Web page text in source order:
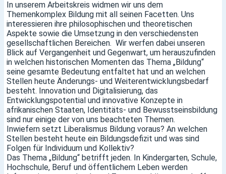
In unserem Arbeitskreis widmen wir uns dem
Themenkomplex Bildung mit all seinen Facetten. Uns
interessieren ihre philosophischen und theoretischen
Aspekte sowie die Umsetzung in den verschiedensten
gesellschaftlichen Bereichen. Wir werfen dabei unseren
Blick auf Vergangenheit und Gegenwart, um herauszufinden
in welchen historischen Momenten das Thema „Bildung“
seine gesamte Bedeutung entfaltet hat und an welchen
Stellen heute Änderungs- und Weiterentwicklungsbedarf
besteht. Innovation und Digitalisierung, das
Entwicklungspotential und innovative Konzepte in
afrikanischen Staaten, Identitäts- und Bewusstseinsbildung
sind nur einige der von uns beachteten Themen.
Inwiefern setzt Liberalismus Bildung voraus? An welchen
Stellen besteht heute ein Bildungsdefizit und was sind
Folgen für Individuum und Kollektiv?
Das Thema „Bildung“ betrifft jeden. In Kindergarten, Schule,
Hochschule, Beruf und öffentlichem Leben werden